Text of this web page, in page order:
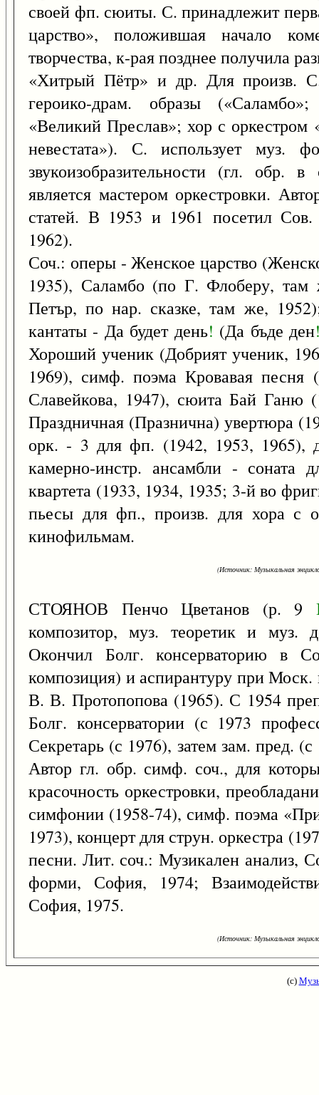
своей фп. сюиты. С. принадлежит
царство», положившая начало
творчества, к-рая позднее получила
«Хитрый Пётр» и др. Для произв.
героико-драм. образы
«Великий Преслав»; хор с оркестром
невестата»). С. использует муз.
звукоизобразительности (гл. обр.
является мастером оркестровки.
статей. В 1953 и 1961 посетил
1962).
Соч.: оперы - Женское царство
1935), Саламбо (по Г. Флоберу,
Петър, по нар. сказке, там же,
кантаты - Да будет день! (Да бъде ден
Хороший ученик (Добрият ученик,
1969), симф. поэма Кровавая
Славейкова, 1947), сюита Бай Ганю
Праздничная (Празнична) увертюра
орк. - 3 для фп. (1942, 1953, 1965),
камерно-инстр. ансамбли -
квартета (1933, 1934, 1935; 3-й во
пьесы для фп., произв. для хора с
кинофильмам.
(Источник: Музыкальная
СТОЯНОВ Пенчо Цветанов (р. 9
композитор, муз. теоретик и муз.
Окончил Болг. консерваторию в
композиция) и аспирантуру при Моск.
В. В. Протопопова (1965). С 1954
Болг. консерватории (с 1973
Секретарь (с 1976), затем зам. пред.
Автор гл. обр. симф. соч., для
красочность оркестровки,
симфонии (1958-74), симф. поэма
1973), концерт для струн. оркестра
песни. Лит. соч.: Музикален анализ,
форми, София, 1974;
София, 1975.
(Источник: Музыкальная
(с)